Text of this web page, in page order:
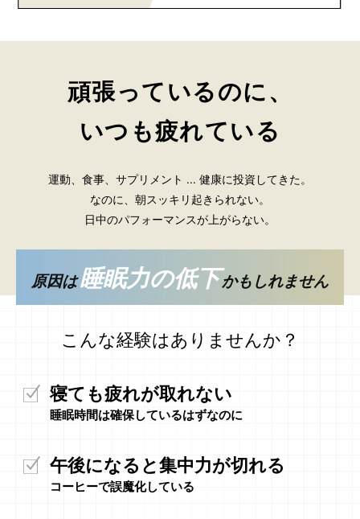
頑張っているのに、
いつも疲れている
運動、食事、サプリメント ... 健康に投資してきた。
なのに、朝スッキリ起きられない。
日中のパフォーマンスが上がらない。
原因は睡眠力の低下かもしれません
こんな経験はありませんか？
寝ても疲れが取れない
睡眠時間は確保しているはずなのに
午後になると集中力が切れる
コーヒーで誤魔化している